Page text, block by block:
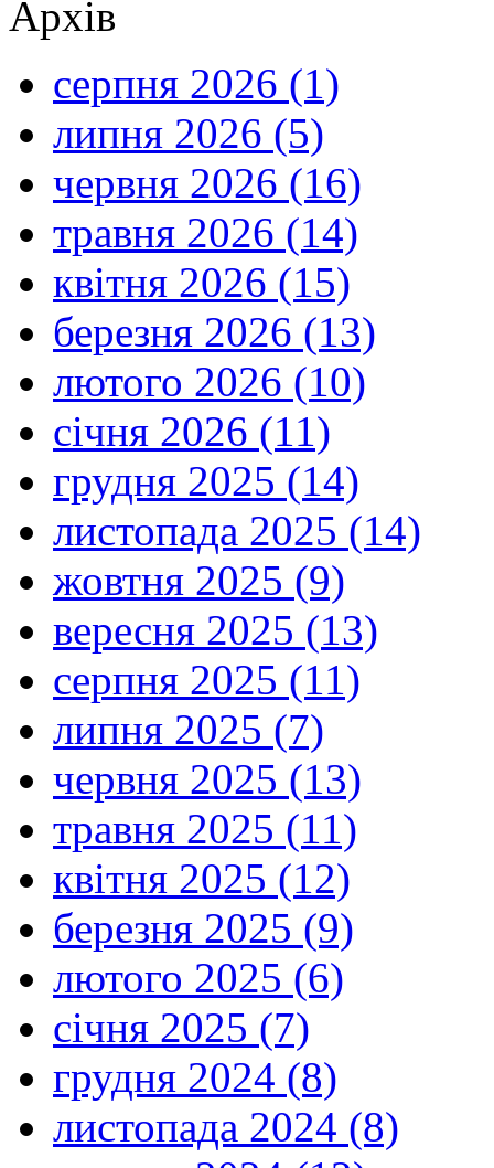
Архів
серпня 2026 (1)
липня 2026 (5)
червня 2026 (16)
травня 2026 (14)
квітня 2026 (15)
березня 2026 (13)
лютого 2026 (10)
січня 2026 (11)
грудня 2025 (14)
листопада 2025 (14)
жовтня 2025 (9)
вересня 2025 (13)
серпня 2025 (11)
липня 2025 (7)
червня 2025 (13)
травня 2025 (11)
квітня 2025 (12)
березня 2025 (9)
лютого 2025 (6)
січня 2025 (7)
грудня 2024 (8)
листопада 2024 (8)